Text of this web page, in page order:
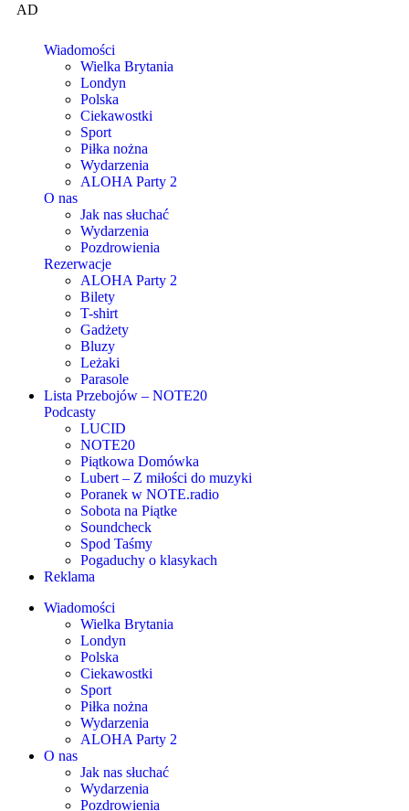
AD
Wiadomości
Wielka Brytania
Londyn
Polska
Ciekawostki
Sport
Piłka nożna
Wydarzenia
ALOHA Party 2
O nas
Jak nas słuchać
Wydarzenia
Pozdrowienia
Rezerwacje
ALOHA Party 2
Bilety
T-shirt
Gadżety
Bluzy
Leżaki
Parasole
Lista Przebojów – NOTE20
Podcasty
LUCID
NOTE20
Piątkowa Domówka
Lubert – Z miłości do muzyki
Poranek w NOTE.radio
Sobota na Piątke
Soundcheck
Spod Taśmy
Pogaduchy o klasykach
Reklama
Wiadomości
Wielka Brytania
Londyn
Polska
Ciekawostki
Sport
Piłka nożna
Wydarzenia
ALOHA Party 2
O nas
Jak nas słuchać
Wydarzenia
Pozdrowienia